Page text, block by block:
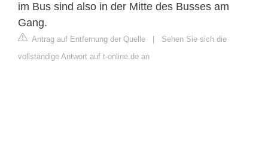
im Bus sind also in der Mitte des Busses am
Gang.
Antrag auf Entfernung der Quelle
Sehen Sie sich die
vollständige Antwort auf t-online.de an